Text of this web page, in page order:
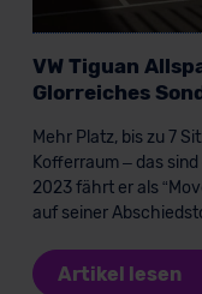
VW Tiguan
Glorreiches
Mehr Platz, bis zu 7
Kofferraum – das
2023 fährt er als
auf seiner
Artikel lesen